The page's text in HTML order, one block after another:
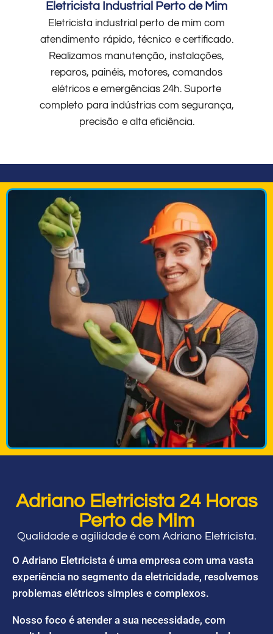
Eletricista Industrial Perto de Mim
Eletricista industrial perto de mim com
atendimento rápido, técnico e certificado.
Realizamos manutenção, instalações,
reparos, painéis, motores, comandos
elétricos e emergências 24h. Suporte
completo para indústrias com segurança,
precisão e alta eficiência.
Adriano Eletricista 24 Horas
Perto de Mim
Qualidade e agilidade é com Adriano Eletricista.
O Adriano Eletricista é uma empresa com uma vasta
experiência no segmento da eletricidade, resolvemos
problemas elétricos simples e complexos.
Nosso foco é atender a sua necessidade, com